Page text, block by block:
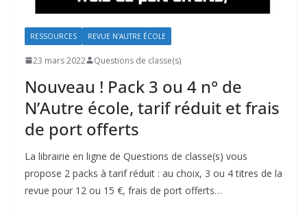
RESSOURCES REVUE N'AUTRE ÉCOLE
23 mars 2022 Questions de classe(s)
Nouveau ! Pack 3 ou 4 n° de
N’Autre école, tarif réduit et frais
de port offerts
La librairie en ligne de Questions de classe(s) vous
propose 2 packs à tarif réduit : au choix, 3 ou 4 titres de la
revue pour 12 ou 15 €, frais de port offerts…